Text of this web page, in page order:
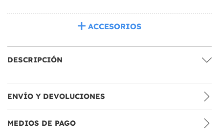
ACCESORIOS
DESCRIPCIÓN
ENVÍO Y DEVOLUCIONES
MEDIOS DE PAGO